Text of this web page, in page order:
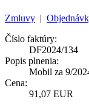
Zmluvy |
Číslo faktúry:
DF2024/134
Popis plnenia:
Mobil za 9/
Cena:
91,07 EUR